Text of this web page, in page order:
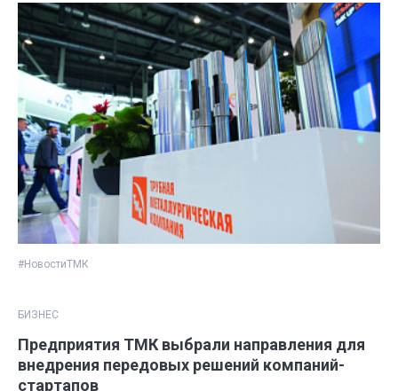
#НовостиТМК
БИЗНЕС
Предприятия ТМК выбрали направления для
внедрения передовых решений компаний-
стартапов